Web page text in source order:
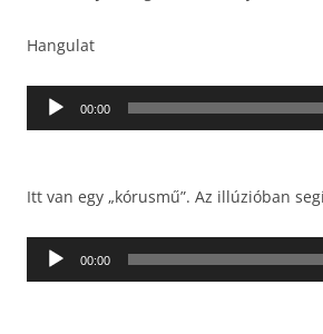
Hangulat
Audió
00:00
Itt van egy „kórusmű”. Az illúzióban
Audió
00:00